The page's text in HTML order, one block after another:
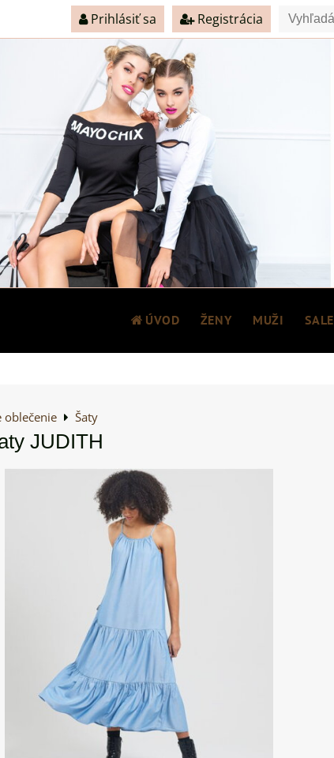
Prihlásiť sa Registrácia
ÚVOD ŽENY MUŽI SALE
oblečenie Šaty
JUDITH